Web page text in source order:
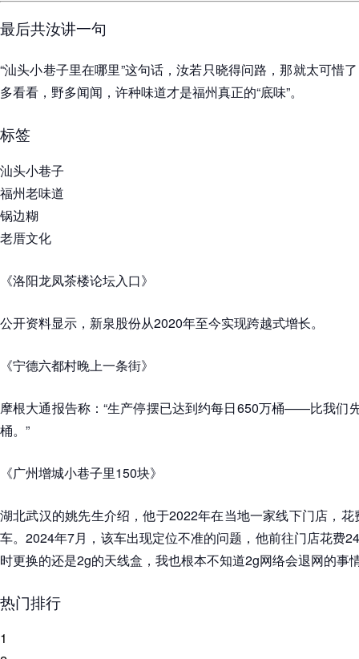
最后共汝讲一句
“汕头小巷子里在哪里”这句话，汝若只晓得问路，那就太可惜
多看看，野多闻闻，许种味道才是福州真正的“底味”。
标签
汕头小巷子
福州老味道
锅边糊
老厝文化
《洛阳龙凤茶楼论坛入口》
公开资料显示，新泉股份从2020年至今实现跨越式增长。
《宁德六都村晚上一条街》
摩根大通报告称：“生产停摆已达到约每日650万桶——比我们
桶。”
《广州增城小巷子里150块》
湖北武汉的姚先生介绍，他于2022年在当地一家线下门店，
车。2024年7月，该车出现定位不准的问题，他前往门店花费
时更换的还是2g的天线盒，我也根本不知道2g网络会退网的事
热门排行
1